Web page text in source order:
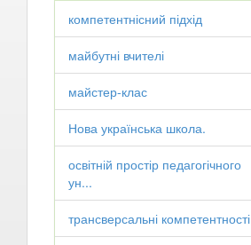
компетентнісний підхід
майбутні вчителі
майстер-клас
Нова українська школа.
освітній простір педагогічного
ун...
трансверсальні компетентності